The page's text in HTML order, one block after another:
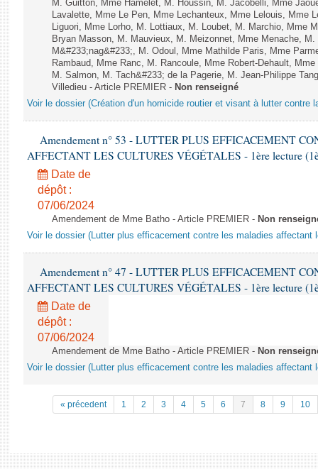
M. Guitton, Mme Hamelet, M. Houssin, M. Jacobelli, Mme
Lavalette, Mme Le Pen, Mme Lechanteux, Mme Lelouis, Mme
Liguori, Mme Lorho, M. Lottiaux, M. Loubet, M. Marchio, Mme
Bryan Masson, M. Mauvieux, M. Meizonnet, Mme Menache,
M&#233;nag&#233;, M. Odoul, Mme Mathilde Paris, Mme
Rambaud, Mme Ranc, M. Rancoule, Mme Robert-Dehault,
M. Salmon, M. Tach&#233; de la Pagerie, M. Jean-Philippe
Villedieu - Article PREMIER - Non renseigné
Voir le dossier (Création d'un homicide routier et visant à lutter contre
Amendement n° 53 - LUTTER PLUS EFFICACEMENT
AFFECTANT LES CULTURES VÉGÉTALES - 1ère lecture
Date de
dépôt :
07/06/2024
Amendement de Mme Batho - Article PREMIER - Non
Voir le dossier (Lutter plus efficacement contre les maladies affectant
Amendement n° 47 - LUTTER PLUS EFFICACEMENT
AFFECTANT LES CULTURES VÉGÉTALES - 1ère lecture
Date de
dépôt :
07/06/2024
Amendement de Mme Batho - Article PREMIER - Non
Voir le dossier (Lutter plus efficacement contre les maladies affectant
« précedent 1 2 3 4 5 6 7 8 9 10